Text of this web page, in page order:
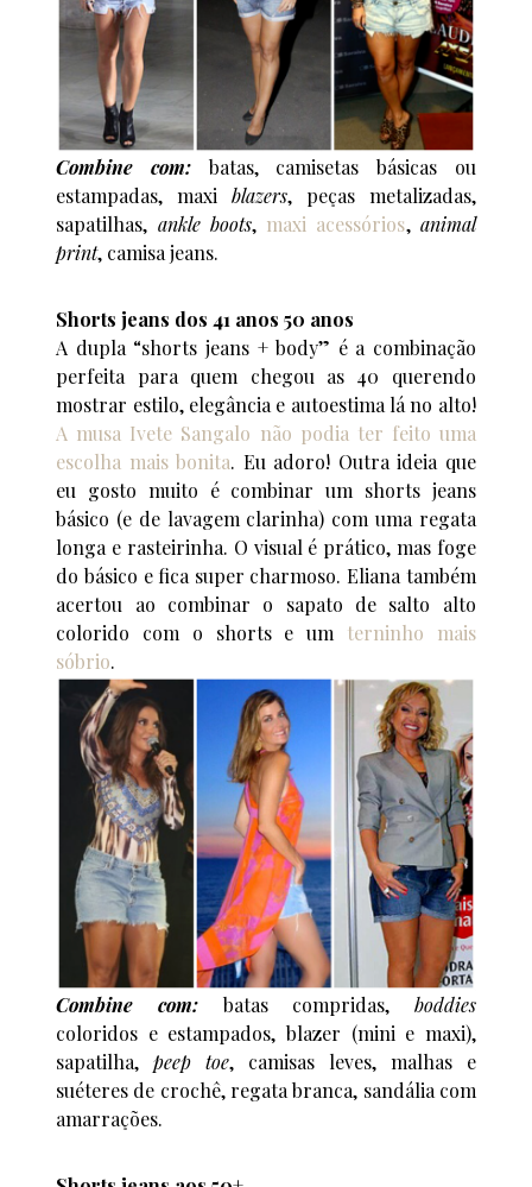
Combine com:batas, camisetas básicas ou
estampadas, maxi blazers, peças metalizadas,
sapatilhas, ankle boots, maxi acessórios, animal
print, camisa jeans.
Shorts jeans dos 41 anos 50 anos
A dupla “shorts jeans + body” é a combinação
perfeita para quem chegou as 40 querendo
mostrar estilo, elegância e autoestima lá no alto!
A musa Ivete Sangalo não podia ter feito uma
escolha mais bonita. Eu adoro! Outra ideia que
eu gosto muito é combinar um shorts jeans
básico (e de lavagem clarinha) com uma regata
longa e rasteirinha. O visual é prático, mas foge
do básico e fica super charmoso. Eliana também
acertou ao combinar o sapato de salto alto
colorido com o shorts e um terninho mais
sóbrio.
Combine com:batas compridas, boddies
coloridos e estampados, blazer (mini e maxi),
sapatilha,peep toe, camisas leves, malhas e
suéteres de crochê, regata branca, sandália com
amarrações.